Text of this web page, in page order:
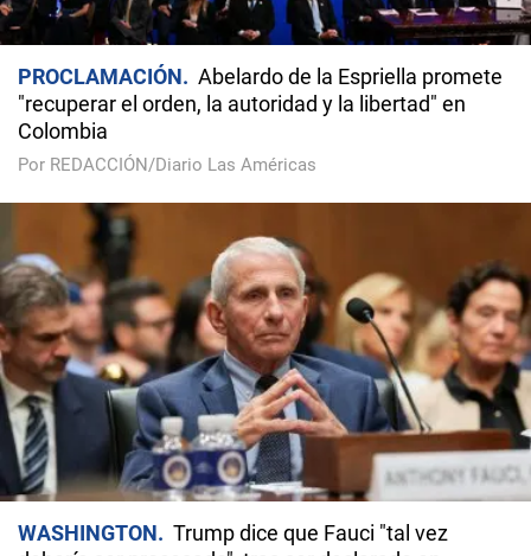
PROCLAMACIÓN
Abelardo de la Espriella promete
"recuperar el orden, la autoridad y la libertad" en
Colombia
Por REDACCIÓN/Diario Las Américas
WASHINGTON
Trump dice que Fauci "tal vez